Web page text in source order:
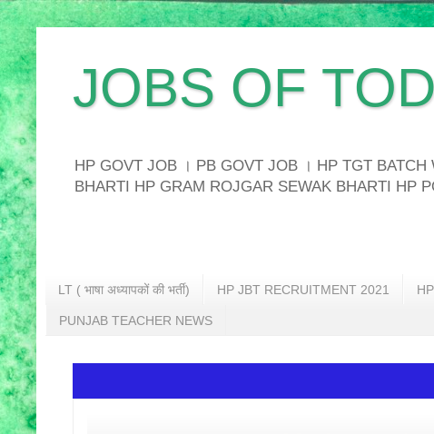
JOBS OF
HP GOVT JOB । PB GOVT JOB । HP TGT
BHARTI HP GRAM ROJGAR SEWAK BHARTI HP
LT ( भाषा अध्यापकों की भर्ती) HP JBT RECRUITMENT 2021
PUNJAB TEACHER NEWS